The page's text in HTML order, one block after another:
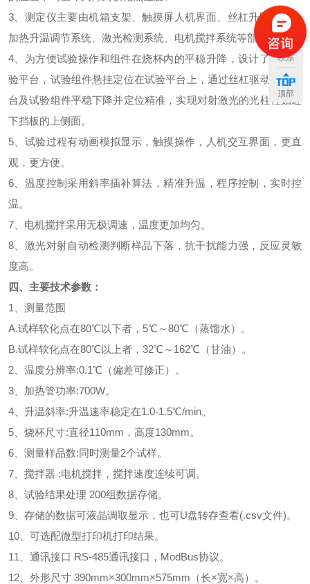
3、 测定仪主要由机箱支架、触摸屏人机界面、丝杠升降系统、
加热升温调节系统、激光检测系统、电机搅拌系统等部分组成。
4、为方便试验操作和组件在烧杯内的平稳升降，设计了一款试
验平台，试验组件悬挂定位在试验平台上，通过丝杠驱动试验平
台及试验组件平稳下降并定位精准，实现对射激光的光柱柱贴近
下挡板的上侧面。
5、试验过程有动画模拟显示，触摸操作，人机交互界面，更直
观，更方便。
6、温度控制采用斜率插补算法，精准升温，程序控制，实时控
温。
7、电机搅拌采用无极调速，温度更加均匀。
8、激光对射自动检测判断样品下落，抗干扰能力强，反应灵敏
度高。
四、 主要技术参数：
1、测量范围
A.试样软化点在80℃以下者，5℃～80℃（蒸馏水）。
B.试样软化点在80℃以上者，32℃～162℃（甘油）。
2、温度分辨率:0.1℃（偏差可修正）。
3、加热管功率:700W。
4、升温斜率:升温速率稳定在1.0-1.5℃/min。
5、烧杯尺寸:直径110mm，高度130mm。
6、测量样品数:同时测量2个试样。
7、搅拌器 :电机搅拌，搅拌速度连续可调。
8、试验结果处理 200组数据存储。
9、存储的数据可液晶调取显示，也可U盘转存查看(.csv文件)。
10、可选配微型打印机打印结果。
11、通讯接口 RS-485通讯接口，ModBus协议。
12、外形尺寸 390mm×300mm×575mm（长×宽×高）。
联系
顶部